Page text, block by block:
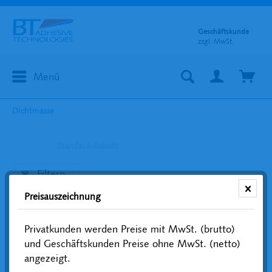
Menü
Geschäftskunde
zzgl. MwSt.
DIchtmasse
Filtern
Preisauszeichnung
Privatkunden werden Preise mit MwSt. (brutto)
und Geschäftskunden Preise ohne MwSt. (netto)
angezeigt.